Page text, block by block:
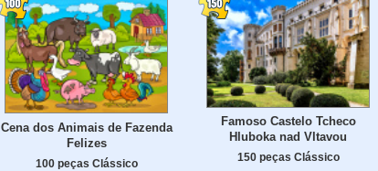
Cena dos Animais de Fazenda
Felizes
100 peças Clássico
Famoso Castelo Tcheco
Hluboka nad Vltavou
150 peças Clássico